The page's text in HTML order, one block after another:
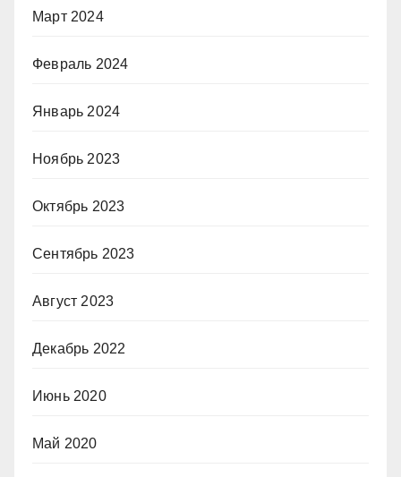
Март 2024
Февраль 2024
Январь 2024
Ноябрь 2023
Октябрь 2023
Сентябрь 2023
Август 2023
Декабрь 2022
Июнь 2020
Май 2020